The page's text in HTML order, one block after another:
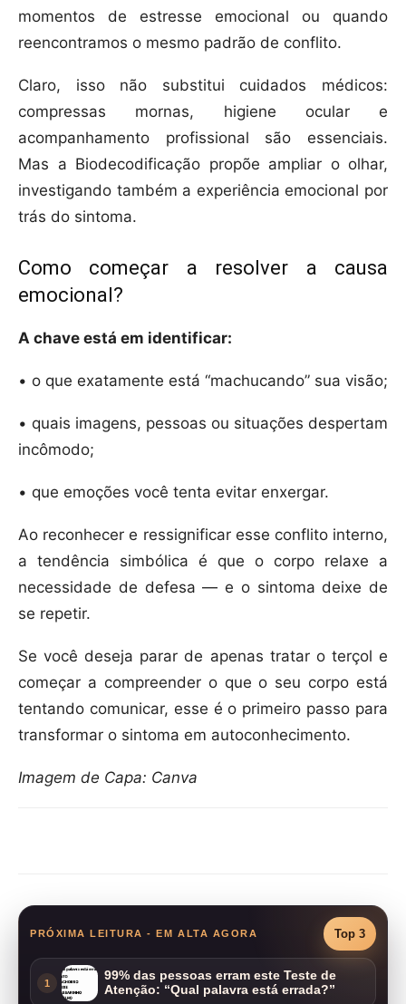
momentos de estresse emocional ou quando
reencontramos o mesmo padrão de conflito.
Claro, isso não substitui cuidados médicos:
compressas mornas, higiene ocular e
acompanhamento profissional são essenciais.
Mas a Biodecodificação propõe ampliar o olhar,
investigando também a experiência emocional por
trás do sintoma.
Como começar a resolver a causa
emocional?
A chave está em identificar:
• o que exatamente está “machucando” sua visão;
• quais imagens, pessoas ou situações despertam
incômodo;
• que emoções você tenta evitar enxergar.
Ao reconhecer e ressignificar esse conflito interno,
a tendência simbólica é que o corpo relaxe a
necessidade de defesa — e o sintoma deixe de
se repetir.
Se você deseja parar de apenas tratar o terçol e
começar a compreender o que o seu corpo está
tentando comunicar, esse é o primeiro passo para
transformar o sintoma em autoconhecimento.
Imagem de Capa: Canva
PRÓXIMA LEITURA - EM ALTA AGORA Top 3
1
99% das pessoas erram este Teste de
Atenção: “Qual palavra está errada?”